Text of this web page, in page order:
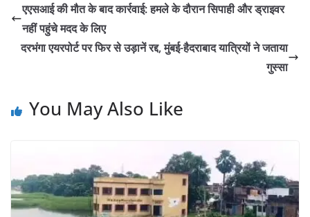
एएसआई की मौत के बाद कार्रवाई: हमले के दौरान सिपाही और ड्राइवर
नहीं पहुंचे मदद के लिए
दरभंगा एयरपोर्ट पर फिर से उड़ानें रद्द, मुंबई-हैदराबाद यात्रियों ने जताया
गुस्सा
You May Also Like